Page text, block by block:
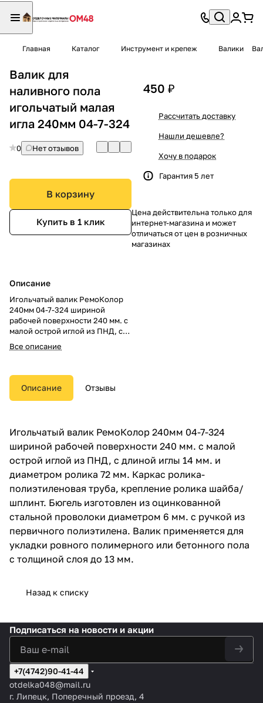
Главная Каталог Инструмент и крепеж Валики
Валик для
наливного пола
игольчатый малая
игла 240мм 04-7-324
0 Нет отзывов
В корзину
Купить в 1 клик
Описание
Игольчатый валик РемоКолор
240мм 04-7-324 шириной
рабочей поверхности 240 мм. с
малой острой иглой из ПНД, с
длиной иглы 14 мм. и диаметром
ролика 72 мм. Каркас ролика-
крепление ролика шайба/
шплинт. Бюгель изготовлен из
оцинкованной стальной
применяется для укладки
ровного полимерного или
бетонного пола с толщиной
слоя до 13 мм.
Все описание
450 ₽
Рассчитать доставку
Нашли дешевле?
Хочу в подарок
Гарантия 5 лет
Цена действительна только для
интернет-магазина и может
отличаться от цен в розничных
магазинах
Описание Отзывы
Игольчатый валик РемоКолор 240мм 04-7-324
шириной рабочей поверхности 240 мм. с малой
острой иглой из ПНД, с длиной иглы 14 мм. и
диаметром ролика 72 мм. Каркас ролика-
полиэтиленовая труба, крепление ролика шайба/
шплинт. Бюгель изготовлен из оцинкованной
стальной проволоки диаметром 6 мм. с ручкой из
первичного полиэтилена. Валик применяется для
укладки ровного полимерного или бетонного пола
с толщиной слоя до 13 мм.
Назад к списку
Подписаться на новости и акции
+7(4742)90-41-44
otdelka048@mail.ru
г. Липецк, Поперечный проезд, 4